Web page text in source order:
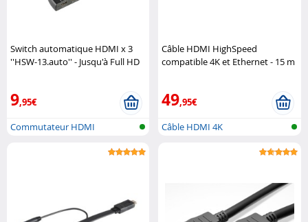
Switch automatique HDMI x 3
''HSW-13.auto'' - Jusqu'à Full HD
9,95€
Commutateur HDMI
Câble HDMI HighSpeed
compatible 4K et Ethernet - 15 m
49,95€
Câble HDMI 4K